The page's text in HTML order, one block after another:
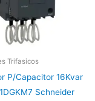
Trifasicos
P/Capacitor 16Kvar
Schneider